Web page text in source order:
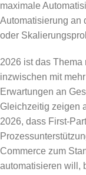
maximale
Automatisierung an
oder
2026 ist das
inzwischen mit
Erwartungen an
Gleichzeitig zeigen
2026, dass First-
Commerce zum
automatisieren will,